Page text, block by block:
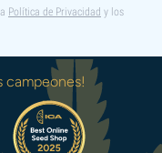
Política de Privacidad y los
campeones!